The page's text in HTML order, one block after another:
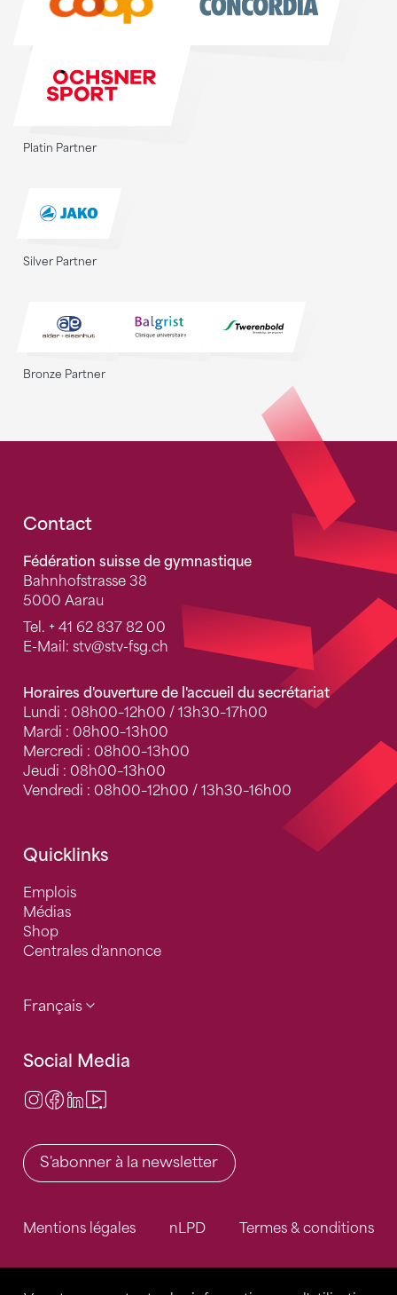
Platin Partner
Silver Partner
Bronze Partner
Fusszeile
Contact
Fédération suisse de gymnastique
Bahnhofstrasse 38
5000 Aarau
Tel. + 41 62 837 82 00
E-Mail: stv@stv-fsg.ch
Horaires d'ouverture de l'accueil du secrétariat
Lundi : 08h00–12h00 / 13h30–17h00
Mardi : 08h00–13h00
Mercredi : 08h00–13h00
Jeudi : 08h00–13h00
Vendredi : 08h00–12h00 / 13h30–16h00
Quicklinks
Emplois
Médias
Shop
Centrales d'annonce
Français
Social Media
Instagram
Facebook
LinkedIn
S'abonner à la newsletter
Mentions légales nLPD Termes & conditions